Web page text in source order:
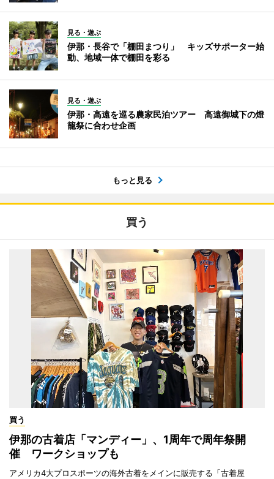
見る・遊ぶ
伊那・長谷で「棚田まつり」 キッズサポーター始
動、地域一体で棚田を彩る
見る・遊ぶ
伊那・高遠を巡る農家民泊ツアー 高遠御城下の燈
籠祭に合わせ企画
もっと見る
買う
買う
伊那の古着店「マンディー」、1周年で周年祭開
催 ワークショップも
アメリカ4大プロスポーツの海外古着をメインに販売する「古着屋